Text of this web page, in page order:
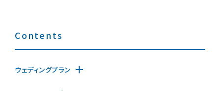
Contents
ウェディングプラン